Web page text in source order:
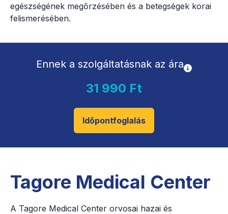
egészségének megőrzésében és a betegségek korai
felismerésében.
Ennek a szolgáltatásnak az ára
31 990 Ft
Időpontfoglalás
Tagore Medical Center
A Tagore Medical Center orvosai hazai és